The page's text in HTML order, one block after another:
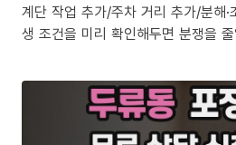
계단 작업 추가/주차 거리 추가/분해
생 조건을 미리 확인해두면 분쟁을